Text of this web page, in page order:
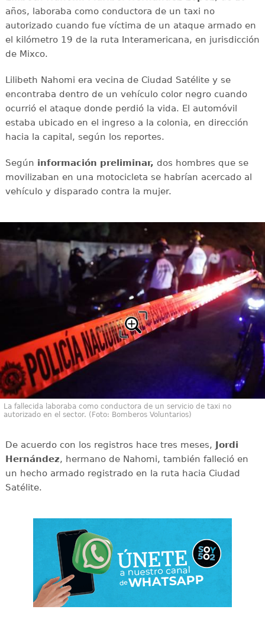
años, laboraba como conductora de un taxi no
autorizado cuando fue víctima de un ataque armado en
el kilómetro 19 de la ruta Interamericana, en jurisdicción
de Mixco.
Lilibeth Nahomi era vecina de Ciudad Satélite y se
encontraba dentro de un vehículo color negro cuando
ocurrió el ataque donde perdió la vida. El automóvil
estaba ubicado en el ingreso a la colonia, en dirección
hacia la capital, según los reportes.
Según información preliminar, dos hombres que se
movilizaban en una motocicleta se habrían acercado al
vehículo y disparado contra la mujer.
La fallecida laboraba como conductora de un servicio de taxi no
autorizado en el sector. (Foto: Bomberos Voluntarios)
De acuerdo con los registros hace tres meses,
Jordi
Hernández, hermano de Nahomi, también falleció en
un hecho armado registrado en la ruta hacia Ciudad
Satélite.